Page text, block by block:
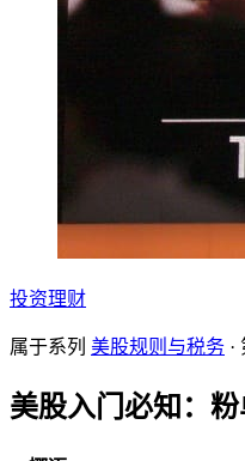
投资理财
属于系列 美股规则与税务 ·
美股入门必知：粉